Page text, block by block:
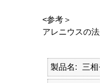
<参考＞
アレニウスの
製品名 三